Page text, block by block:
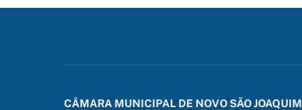
CÂMARA MUNICIPAL DE NOVO SÃO JOAQUIM